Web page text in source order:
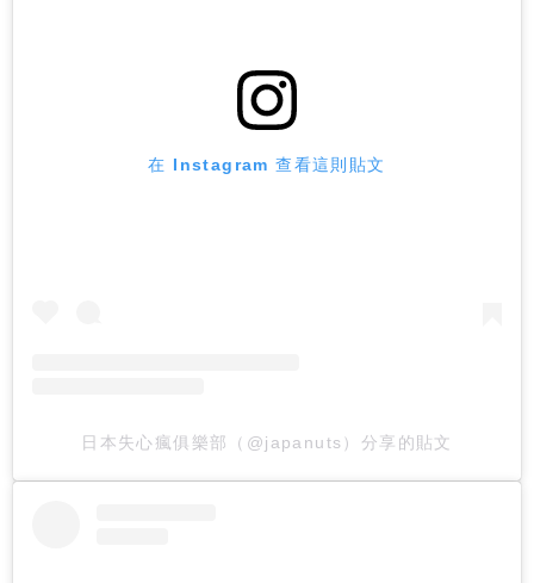
在 Instagram 查看這則貼文
日本失心瘋俱樂部（@japanuts）分享的貼文